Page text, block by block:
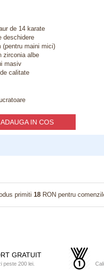
de 14 karate
deschidere
(pentru maini mici)
zirconia albe
masiv
calitate
ADAUGA IN COS
primiti 18 RON pentru
GRATUIT
peste 200 lei.